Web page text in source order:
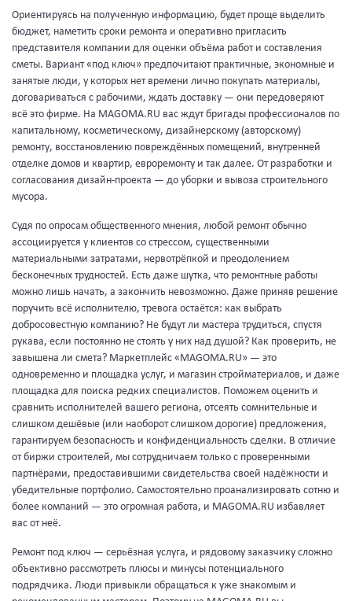
Ориентируясь на полученную информацию, будет проще выделить
бюджет, наметить сроки ремонта и оперативно пригласить
представителя компании для оценки объёма работ и составления
сметы. Вариант «под ключ» предпочитают практичные, экономные и
занятые люди, у которых нет времени лично покупать материалы,
договариваться с рабочими, ждать доставку — они передоверяют
всё это фирме. На MAGOMA.RU вас ждут бригады профессионалов по
капитальному, косметическому, дизайнерскому (авторскому)
ремонту, восстановлению повреждённых помещений, внутренней
отделке домов и квартир, евроремонту и так далее. От разработки и
согласования дизайн-проекта — до уборки и вывоза строительного
мусора.
Судя по опросам общественного мнения, любой ремонт обычно
ассоциируется у клиентов со стрессом, существенными
материальными затратами, нервотрёпкой и преодолением
бесконечных трудностей. Есть даже шутка, что ремонтные работы
можно лишь начать, а закончить невозможно. Даже приняв решение
поручить всё исполнителю, тревога остаётся: как выбрать
добросовестную компанию? Не будут ли мастера трудиться, спустя
рукава, если постоянно не стоять у них над душой? Как проверить, не
завышена ли смета? Маркетплейс «MAGOMA.RU» — это
одновременно и площадка услуг, и магазин стройматериалов, и даже
площадка для поиска редких специалистов. Поможем оценить и
сравнить исполнителей вашего региона, отсеять сомнительные и
слишком дешёвые (или наоборот слишком дорогие) предложения,
гарантируем безопасность и конфиденциальность сделки. В отличие
от биржи строителей, мы сотрудничаем только с проверенными
партнёрами, предоставившими свидетельства своей надёжности и
убедительные портфолио. Самостоятельно проанализировать сотню и
более компаний — это огромная работа, и MAGOMA.RU избавляет
вас от неё.
Ремонт под ключ — серьёзная услуга, и рядовому заказчику сложно
объективно рассмотреть плюсы и минусы потенциального
подрядчика. Люди привыкли обращаться к уже знакомым и